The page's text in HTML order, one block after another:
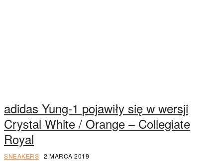
adidas Yung-1 pojawiły się w wersji
Crystal White / Orange – Collegiate
Royal
SNEAKERS 2 MARCA 2019